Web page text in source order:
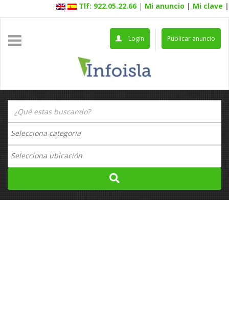
Tlf: 922.05.22.66 | Mi anuncio | Mi clave |
Publicar anuncio
Login